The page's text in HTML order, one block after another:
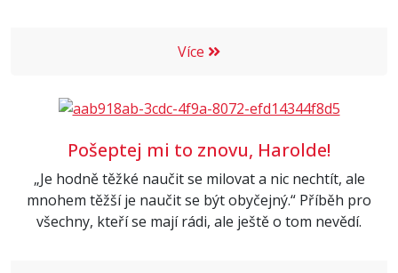
Více
Pošeptej mi to znovu, Harolde!
„Je hodně těžké naučit se milovat a nic nechtít, ale
mnohem těžší je naučit se být obyčejný.“ Příběh pro
všechny, kteří se mají rádi, ale ještě o tom nevědí.